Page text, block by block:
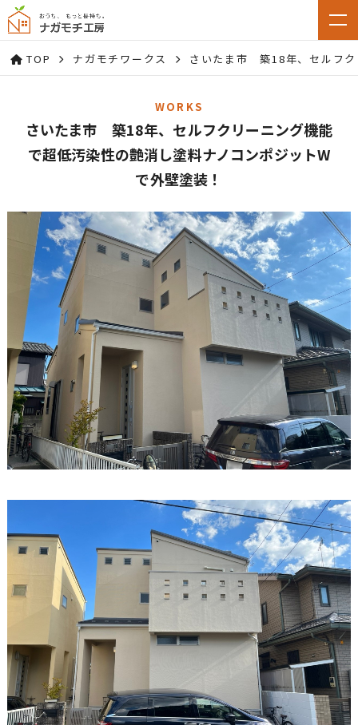
TOP ナガモチワークス さいたま市 築18年、セルフク
WORKS
さいたま市 築18年、セルフクリーニング機能
で超低汚染性の艶消し塗料ナノコンポジットW
で外壁塗装！